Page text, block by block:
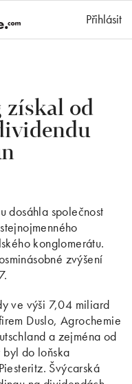
Přihlásit
od
dosáhla společnost
konglomerátu.
zvýšení
ve výši 7,04 miliard
Duslo, Agrochemie
a zejména od
do loňska
Švýcarská